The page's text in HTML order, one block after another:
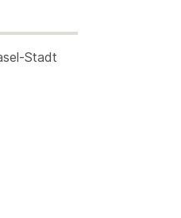
Stadt